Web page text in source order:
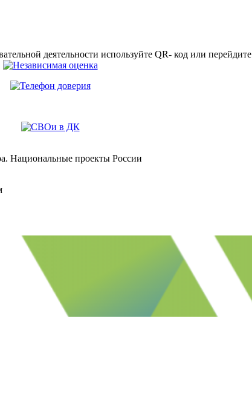
деятельности используйте QR- код или перейдите